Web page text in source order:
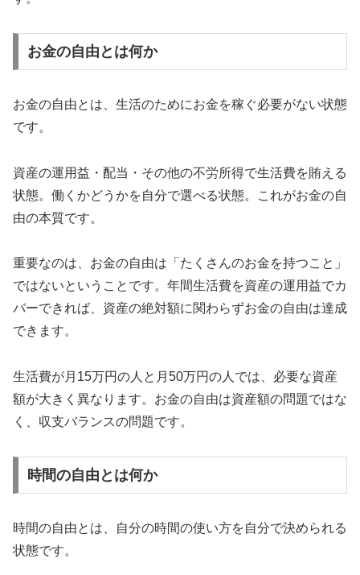
お金の自由とは何か
お金の自由とは、生活のためにお金を稼ぐ必要がない状態
です。
資産の運用益・配当・その他の不労所得で生活費を賄える
状態。働くかどうかを自分で選べる状態。これがお金の自
由の本質です。
重要なのは、お金の自由は「たくさんのお金を持つこと」
ではないということです。年間生活費を資産の運用益でカ
バーできれば、資産の絶対額に関わらずお金の自由は達成
できます。
生活費が月15万円の人と月50万円の人では、必要な資産
額が大きく異なります。お金の自由は資産額の問題ではな
く、収支バランスの問題です。
時間の自由とは何か
時間の自由とは、自分の時間の使い方を自分で決められる
状態です。